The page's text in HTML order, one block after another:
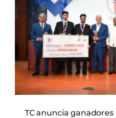
TC anuncia